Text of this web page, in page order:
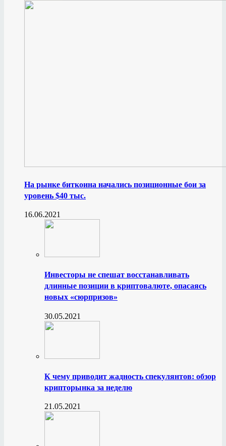
На рынке биткоина начались позиционные бои за
уровень $40 тыс.
16.06.2021
Инвесторы не спешат восстанавливать
длинные позиции в криптовалюте, опасаясь
новых «сюрпризов»
30.05.2021
К чему приводит жадность спекулянтов: обзор
крипторынка за неделю
21.05.2021